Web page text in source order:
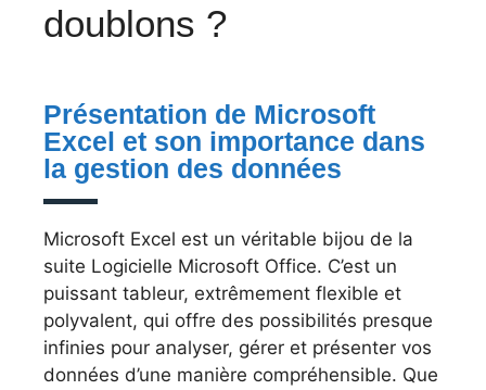
doublons ?
Présentation de Microsoft
Excel et son importance dans
la gestion des données
Microsoft Excel est un véritable bijou de la
suite Logicielle Microsoft Office. C’est un
puissant tableur, extrêmement flexible et
polyvalent, qui offre des possibilités presque
infinies pour analyser, gérer et présenter vos
données d’une manière compréhensible. Que